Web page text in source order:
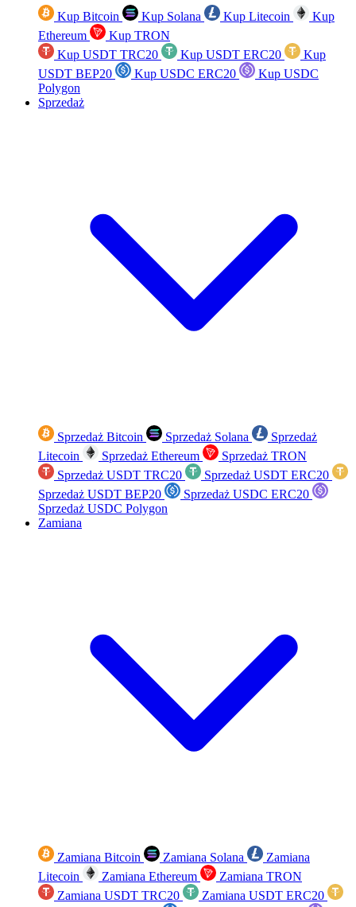
Kup Bitcoin Kup Solana Kup Litecoin
Kup
Ethereum
Kup TRON
Kup USDT TRC20
Kup USDT ERC20
Kup
USDT BEP20
Kup USDC ERC20
Kup USDC
Polygon
Sprzedaż
Sprzedaż Bitcoin Sprzedaż Solana
Sprzedaż
Litecoin
Sprzedaż Ethereum
Sprzedaż TRON
Sprzedaż USDT TRC20
Sprzedaż USDT ERC20
Sprzedaż USDT BEP20
Sprzedaż USDC ERC20
Sprzedaż USDC Polygon
Zamiana
Zamiana Bitcoin Zamiana Solana
Zamiana
Litecoin
Zamiana Ethereum
Zamiana TRON
Zamiana USDT TRC20
Zamiana USDT ERC20